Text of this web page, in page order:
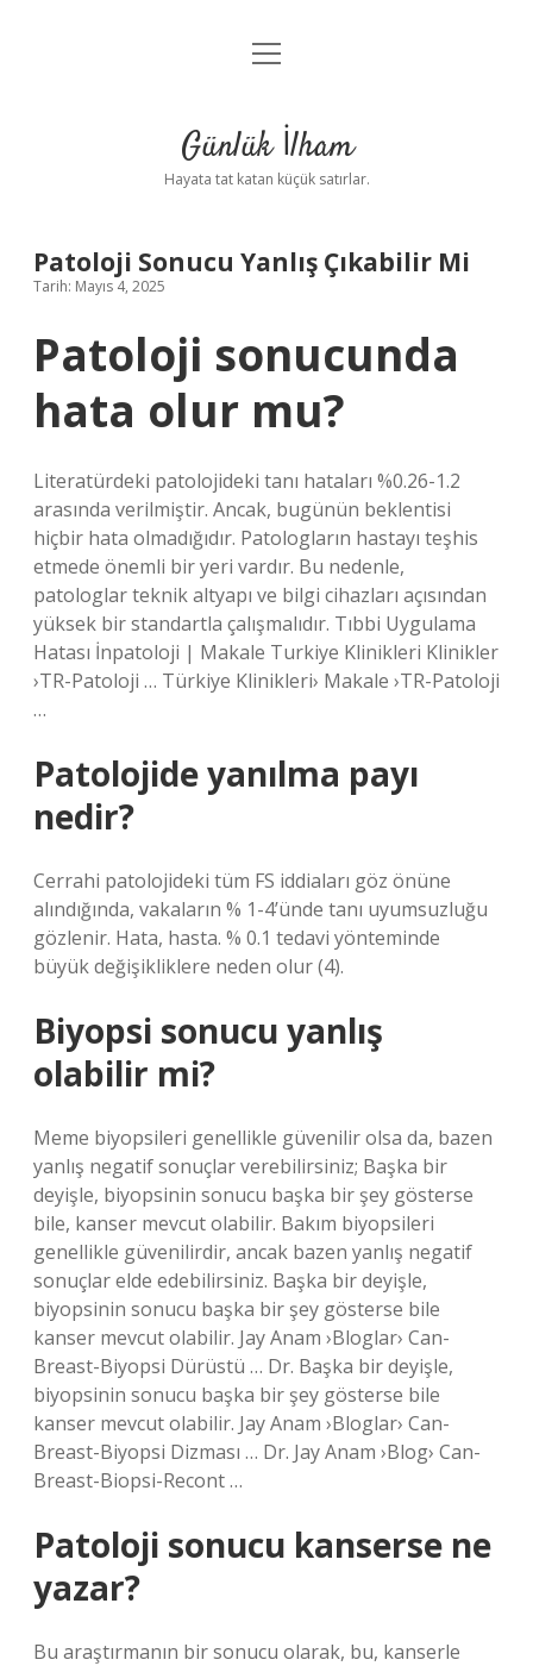
Anasayfa
Yasal Uyarı
menüyü
Günlük İlham
Hayata tat katan küçük satırlar.
Patoloji Sonucu Yanlış Çıkabilir Mi
Tarih: Mayıs 4, 2025
Patoloji sonucunda
hata olur mu?
Literatürdeki patolojideki tanı hataları %0.26-1.2
arasında verilmiştir. Ancak, bugünün beklentisi
hiçbir hata olmadığıdır. Patologların hastayı teşhis
etmede önemli bir yeri vardır. Bu nedenle,
patologlar teknik altyapı ve bilgi cihazları açısından
yüksek bir standartla çalışmalıdır. Tıbbi Uygulama
Hatası İnpatoloji | Makale Turkiye Klinikleri Klinikler
›TR-Patoloji … Türkiye Klinikleri› Makale ›TR-Patoloji
…
Patolojide yanılma payı
nedir?
Cerrahi patolojideki tüm FS iddiaları göz önüne
alındığında, vakaların % 1-4’ünde tanı uyumsuzluğu
gözlenir. Hata, hasta. % 0.1 tedavi yönteminde
büyük değişikliklere neden olur (4).
Biyopsi sonucu yanlış
olabilir mi?
Meme biyopsileri genellikle güvenilir olsa da, bazen
yanlış negatif sonuçlar verebilirsiniz; Başka bir
deyişle, biyopsinin sonucu başka bir şey gösterse
bile, kanser mevcut olabilir. Bakım biyopsileri
genellikle güvenilirdir, ancak bazen yanlış negatif
sonuçlar elde edebilirsiniz. Başka bir deyişle,
biyopsinin sonucu başka bir şey gösterse bile
kanser mevcut olabilir. Jay Anam ›Bloglar› Can-
Breast-Biyopsi Dürüstü … Dr. Başka bir deyişle,
biyopsinin sonucu başka bir şey gösterse bile
kanser mevcut olabilir. Jay Anam ›Bloglar› Can-
Breast-Biyopsi Dizması … Dr. Jay Anam ›Blog› Can-
Breast-Biopsi-Recont …
Patoloji sonucu kanserse ne
yazar?
Bu araştırmanın bir sonucu olarak, bu, kanserle